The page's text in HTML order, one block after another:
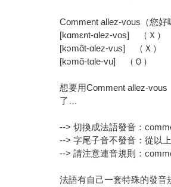
Comment allez-vous（您好
[kɑmɛnt-ɑlez-vos] （Ｘ）
[kɔmɑ̃t-ɑlez-vus] （Ｘ）
[kɔmɑ̃-tɑle-vu] （Ｏ）
想要用Comment allez-
了…
--> 切換成法語發音：
--> 字尾子音不發音：從以
--> 請注意連音規則：
法語有自己一套特殊的發音